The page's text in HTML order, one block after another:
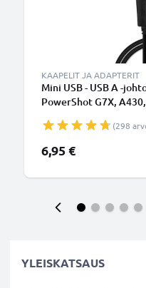
KAAPELIT JA ADAPTERIT
Mini USB - USB A -
PowerShot G7X,
nopea 1A, PVC-
IFC-500U,
(298
6,95 €
YLEISKATSAUS